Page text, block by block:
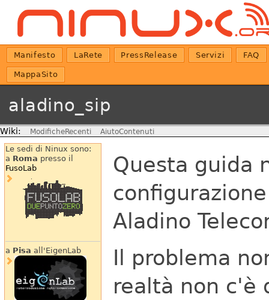
Manifesto LaRete PressRelease Servizi FAQ
MappaSito
aladino_sip
Wiki: ModificheRecenti AiutoContenuti
Le sedi di Ninux sono:
a Roma presso il
FusoLab
a Pisa all'EigenLab
Questa guida
Aladino
Il problema
realtà non c'è